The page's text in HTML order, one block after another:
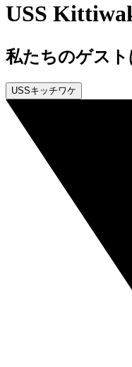
USS
私たちのゲス
USSキッチワケ